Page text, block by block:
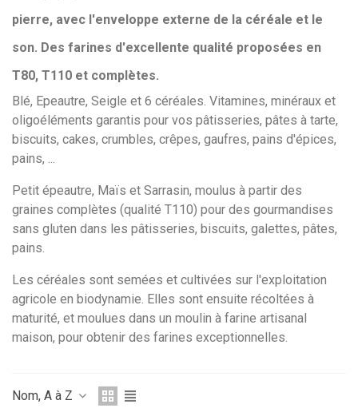
pierre, avec l'enveloppe externe de la céréale et le
son. Des farines d'excellente qualité proposées en
T80, T110 et complètes.
Blé, Epeautre, Seigle et 6 céréales. Vitamines, minéraux et
oligoéléments garantis pour vos pâtisseries, pâtes à tarte,
biscuits, cakes, crumbles, crêpes, gaufres, pains d'épices,
pains, ...
Petit épeautre, Maïs et Sarrasin, moulus à partir des
graines complètes (qualité T110) pour des gourmandises
sans gluten dans les pâtisseries, biscuits, galettes, pâtes,
pains.
Les céréales sont semées et cultivées sur l'exploitation
agricole en biodynamie. Elles sont ensuite récoltées à
maturité, et moulues dans un moulin à farine artisanal
maison, pour obtenir des farines exceptionnelles.
Nom, A à Z